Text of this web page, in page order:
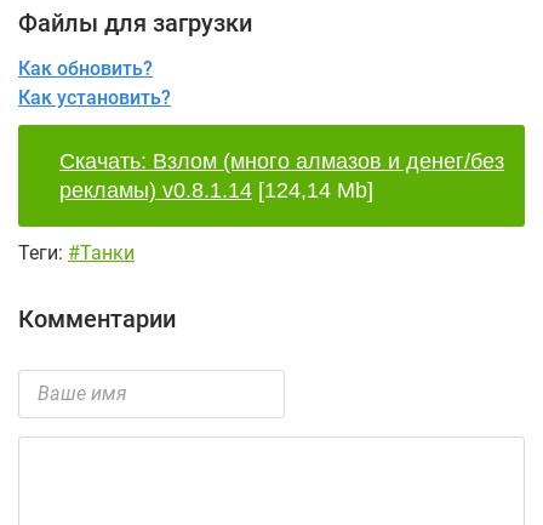
Файлы для загрузки
Как обновить?
Как установить?
Скачать: Взлом (много алмазов и денег/без
рекламы) v0.8.1.14 [124,14 Mb]
Теги: #Танки
Комментарии